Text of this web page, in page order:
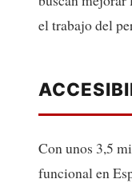
el trabajo del
Con unos 3,5
funcional en